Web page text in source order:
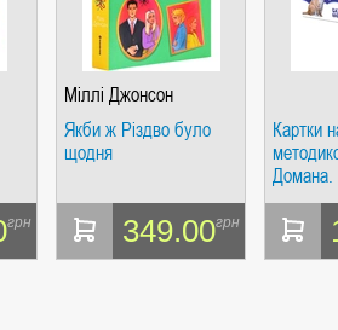
грн
Міллі Джонсон
Якби ж Різдво було
щодня
349.00грн
Картки
Домана.
№3